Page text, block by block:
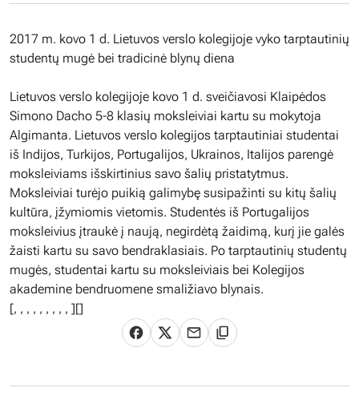
2017 m. kovo 1 d. Lietuvos verslo kolegijoje vyko tarptautinių
studentų mugė bei tradicinė blynų diena
Lietuvos verslo kolegijoje kovo 1 d. sveičiavosi Klaipėdos
Simono Dacho 5-8 klasių moksleiviai kartu su mokytoja
Algimanta. Lietuvos verslo kolegijos tarptautiniai studentai
iš Indijos, Turkijos, Portugalijos, Ukrainos, Italijos parengė
moksleiviams išskirtinius savo šalių pristatytmus.
Moksleiviai turėjo puikią galimybę susipažinti su kitų šalių
kultūra, įžymiomis vietomis. Studentės iš Portugalijos
moksleivius įtraukė į naują, negirdėtą žaidimą, kurį jie galės
žaisti kartu su savo bendraklasiais. Po tarptautinių studentų
mugės, studentai kartu su moksleiviais bei Kolegijos
akademine bendruomene smaližiavo blynais.
[, , , , , , , , , ][]